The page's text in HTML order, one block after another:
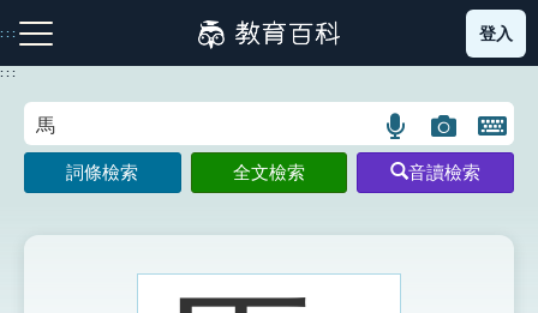
到
主
:::
注音索引圖示 筆畫索引圖示 部首索引表圖示
登入
:::
語
言
搜
示
圖
片
搜
開
鍵
圖
詞條檢索 全文檢索 音讀檢索